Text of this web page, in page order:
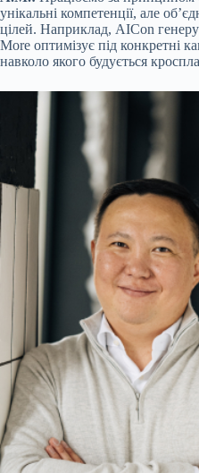
унікальні компетенції, але
цілей. Наприклад, AICon
More оптимізує під конкретні
навколо якого будується